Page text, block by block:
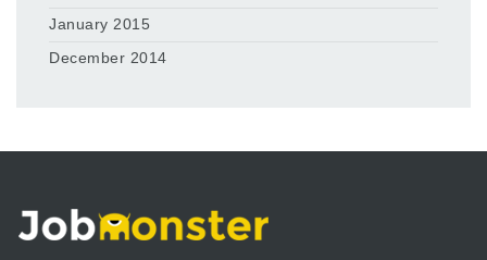
January 2015
December 2014